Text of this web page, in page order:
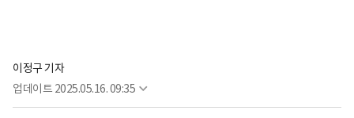
이정구 기자
업데이트 2025.05.16. 09:35